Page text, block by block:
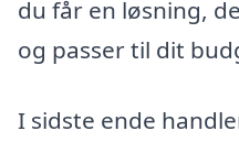
du får en løsning,
og passer til dit
I sidste ende